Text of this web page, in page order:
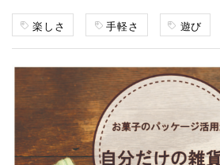
楽しさ 手軽さ 遊び